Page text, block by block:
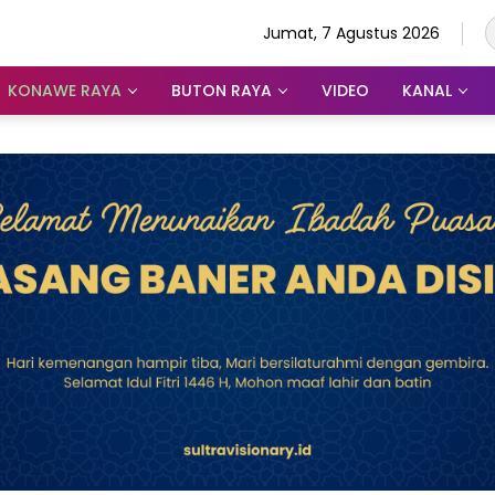
Jumat, 7 Agustus 2026
KONAWE RAYA BUTON RAYA VIDEO KANAL